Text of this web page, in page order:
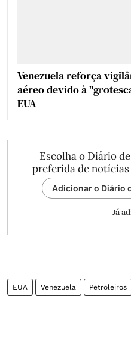
Venezuela reforça
aéreo devido à
EUA
Escolha o Diário
preferida de notícias
Adicionar o Diário
Já
EUA Venezuela Petroleiros